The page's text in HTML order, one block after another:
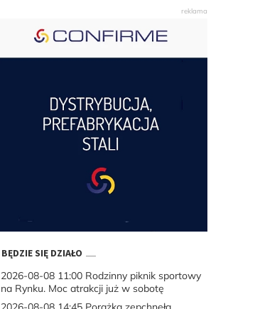
BĘDZIE SIĘ DZIAŁO
2026-08-08 11:00Rodzinny piknik sportowy
na Rynku. Moc atrakcji już w sobotę